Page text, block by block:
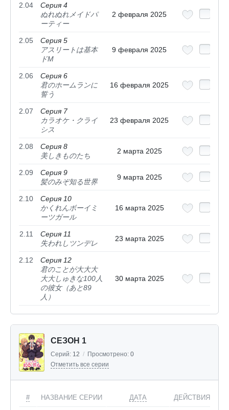
2.04
Серия 4
ぬれぬれメイドパ
ーティー
2 февраля 2025
2.05
Серия 5
アスリートは基本
ドM
9 февраля 2025
2.06
Серия 6
君のホームランに
誓う
16 февраля 2025
2.07
Серия 7
カラオケ・クライ
シス
23 февраля 2025
2.08
Серия 8
美しきものたち
2 марта 2025
2.09
Серия 9
髪のみぞ知る世界
9 марта 2025
2.10
Серия 10
かくれんボーイミ
ーツガール
16 марта 2025
2.11
Серия 11
失われしツンデレ
23 марта 2025
2.12
Серия 12
君のことが大大大
大大しゅきな100人
の彼女（あと89
人）
30 марта 2025
СЕЗОН 1
Серий: 12 / Просмотрено: 0
Отметить все серии
# НАЗВАНИЕ СЕРИИ ДАТА ДЕЙСТВИЯ